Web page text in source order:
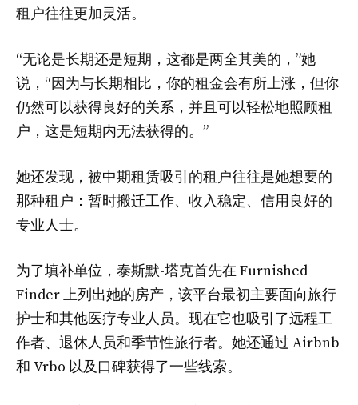
租户往往更加灵活。
“无论是长期还是短期，这都是两全其美的，”她
说，“因为与长期相比，你的租金会有所上涨，但你
仍然可以获得良好的关系，并且可以轻松地照顾租
户，这是短期内无法获得的。”
她还发现，被中期租赁吸引的租户往往是她想要的
那种租户：暂时搬迁工作、收入稳定、信用良好的
专业人士。
为了填补单位，泰斯默-塔克首先在 Furnished
Finder 上列出她的房产，该平台最初主要面向旅行
护士和其他医疗专业人员。现在它也吸引了远程工
作者、退休人员和季节性旅行者。她还通过 Airbnb
和 Vrbo 以及口碑获得了一些线索。